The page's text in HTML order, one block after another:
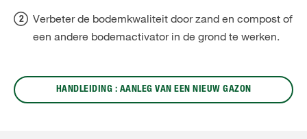
Verbeter de bodemkwaliteit door zand en compost of
een andere bodemactivator in de grond te werken.
HANDLEIDING : AANLEG VAN EEN NIEUW GAZON